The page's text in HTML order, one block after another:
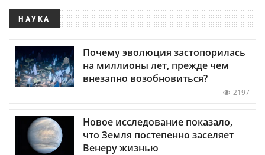
НАУКА
Почему эволюция застопорилась
на миллионы лет, прежде чем
внезапно возобновиться?
2197
Новое исследование показало,
что Земля постепенно заселяет
Венеру жизнью